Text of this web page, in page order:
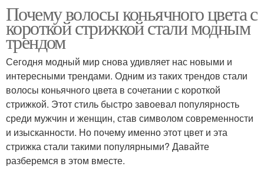
Почему волосы коньячного цвета с
короткой стрижкой стали модным
трендом
Сегодня модный мир снова удивляет нас новыми и
интересными трендами. Одним из таких трендов стали
волосы коньячного цвета в сочетании с короткой
стрижкой. Этот стиль быстро завоевал популярность
среди мужчин и женщин, став символом современности
и изысканности. Но почему именно этот цвет и эта
стрижка стали такими популярными? Давайте
разберемся в этом вместе.